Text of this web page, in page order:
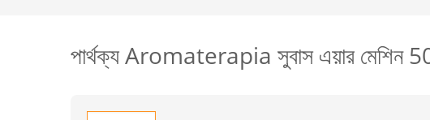
পার্থক্য Aromaterapia সুবাস এয়ার মেশিন